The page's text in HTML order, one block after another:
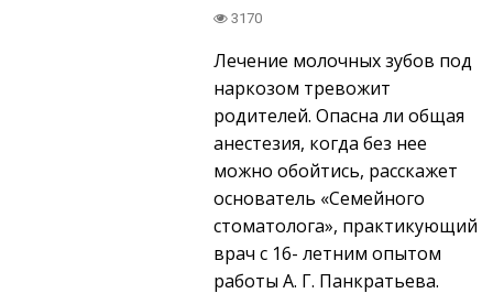
3170
Лечение молочных зубов под
наркозом тревожит
родителей. Опасна ли общая
анестезия, когда без нее
можно обойтись, расскажет
основатель «Семейного
стоматолога», практикующий
врач с 16- летним опытом
работы А. Г. Панкратьева.